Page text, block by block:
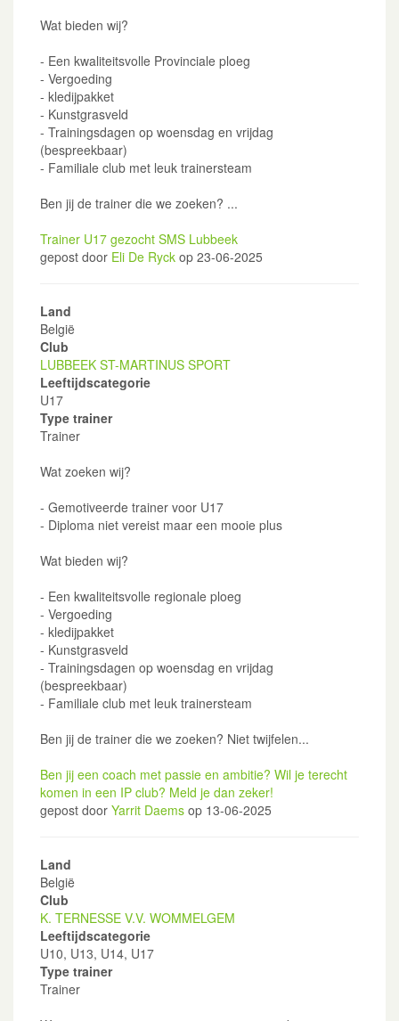
Wat bieden wij?
- Een kwaliteitsvolle Provinciale ploeg
- Vergoeding
- kledijpakket
- Kunstgrasveld
- Trainingsdagen op woensdag en vrijdag
(bespreekbaar)
- Familiale club met leuk trainersteam
Ben jij de trainer die we zoeken? ...
Trainer U17 gezocht SMS Lubbeek
gepost door Eli De Ryck op 23-06-2025
Land
België
Club
LUBBEEK ST-MARTINUS SPORT
Leeftijdscategorie
U17
Type trainer
Trainer
Wat zoeken wij?
- Gemotiveerde trainer voor U17
- Diploma niet vereist maar een mooie plus
Wat bieden wij?
- Een kwaliteitsvolle regionale ploeg
- Vergoeding
- kledijpakket
- Kunstgrasveld
- Trainingsdagen op woensdag en vrijdag
(bespreekbaar)
- Familiale club met leuk trainersteam
Ben jij de trainer die we zoeken? Niet twijfelen...
Ben jij een coach met passie en ambitie? Wil je terecht
komen in een IP club? Meld je dan zeker!
gepost door Yarrit Daems op 13-06-2025
Land
België
Club
K. TERNESSE V.V. WOMMELGEM
Leeftijdscategorie
U10, U13, U14, U17
Type trainer
Trainer